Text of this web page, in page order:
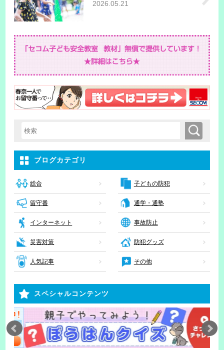
2026.05.21
検索キーワード入力 検索
ブログカテゴリ
総合 子どもの防犯
留守番 通学・通塾
インターネット 事故防止
災害対策 防犯グッズ
人気記事 その他
スペシャルコンテンツ